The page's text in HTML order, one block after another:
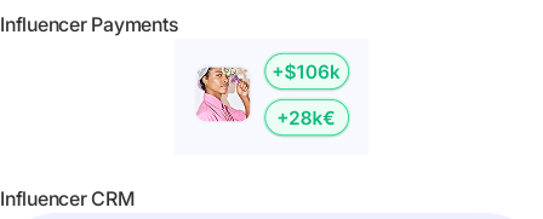
Influencer Payments
Influencer CRM